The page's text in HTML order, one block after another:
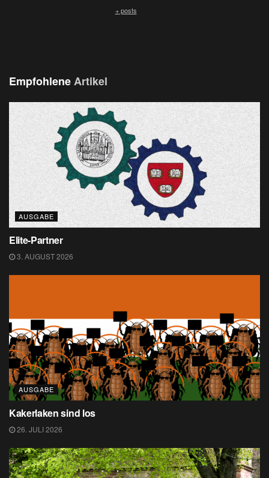
+ posts
EmpfohleneArtikel
AUSGABE
Elite-Partner
3. AUGUST 2026
AUSGABE
Kakerlaken sind los
26. JULI 2026